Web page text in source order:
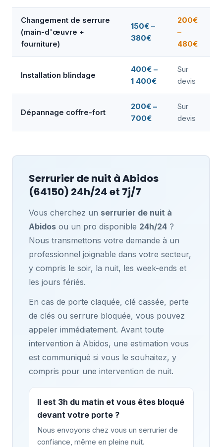
Changement de serrure
(main-d'œuvre +
fourniture)
150€ –
380€
200€
–
480€
Installation blindage
400€ –
1 400€
Sur
devis
Dépannage coffre-fort
200€ –
700€
Sur
devis
Serrurier de nuit àAbidos
(64150) 24h/24 et 7j/7
Vous cherchez un serrurier de nuit à
Abidosou un pro disponible 24h/24?
Nous transmettons votre demande à un
professionnel joignable dans votre secteur,
y compris le soir, la nuit, les week-ends et
les jours fériés.
En cas de porte claquée, clé cassée, perte
de clés ou serrure bloquée, vous pouvez
appeler immédiatement. Avant toute
intervention à Abidos, une estimation vous
est communiqué si vous le souhaitez, y
compris pour une intervention de nuit.
Il est 3h du matin et vous êtes bloqué
devant votre porte ?
Nous envoyons chez vous un serrurier de
confiance, même en pleine nuit.